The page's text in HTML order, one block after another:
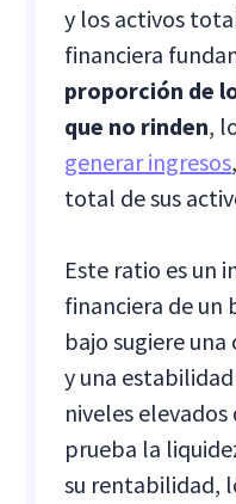
y los activos
financiera
proporción de
que no rinden,
generar ingresos
total de sus
Este ratio es un
financiera de un
bajo sugiere
y una
niveles
prueba la
su rentabilidad,